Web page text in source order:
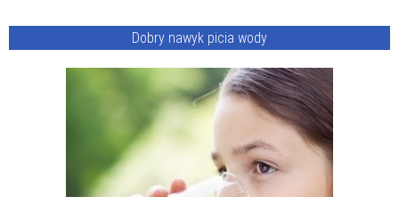
Dobry nawyk picia wody